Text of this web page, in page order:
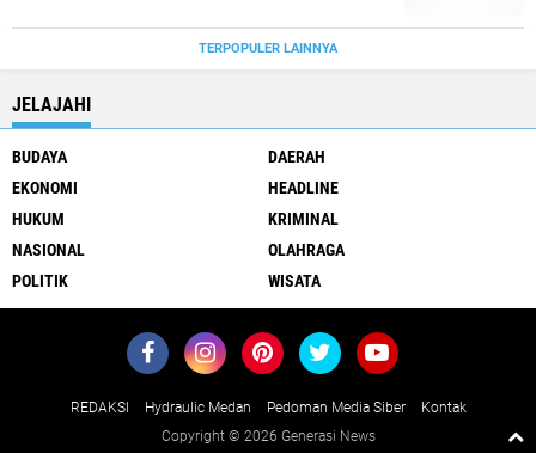
TERPOPULER LAINNYA
JELAJAHI
BUDAYA
DAERAH
EKONOMI
HEADLINE
HUKUM
KRIMINAL
NASIONAL
OLAHRAGA
POLITIK
WISATA
REDAKSI Hydraulic Medan Pedoman Media Siber
Kontak
Copyright © 2026 Generasi News